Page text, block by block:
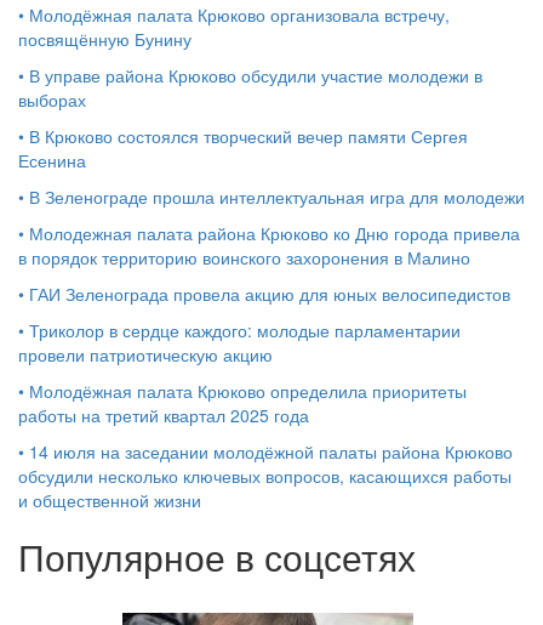
• Молодёжная палата Крюково организовала встречу,
посвящённую Бунину
• В управе района Крюково обсудили участие молодежи в
выборах
• В Крюково состоялся творческий вечер памяти Сергея
Есенина
• В Зеленограде прошла интеллектуальная игра для молодежи
• Молодежная палата района Крюково ко Дню города привела
в порядок территорию воинского захоронения в Малино
• ГАИ Зеленограда провела акцию для юных велосипедистов
• Триколор в сердце каждого: молодые парламентарии
провели патриотическую акцию
• Молодёжная палата Крюково определила приоритеты
работы на третий квартал 2025 года
• 14 июля на заседании молодёжной палаты района Крюково
обсудили несколько ключевых вопросов, касающихся работы
и общественной жизни
Популярное в соцсетях